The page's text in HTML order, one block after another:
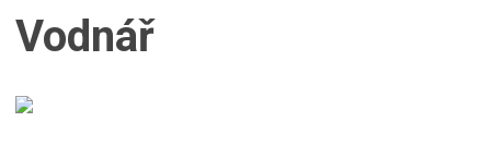
Vodnář